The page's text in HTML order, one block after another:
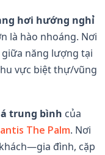
hơi hướng nghỉ
là hào nhoáng. Nơi
năng lượng tại
vực biệt thự/vũng
trung bình của
The Palm. Nơi
đình, cặp